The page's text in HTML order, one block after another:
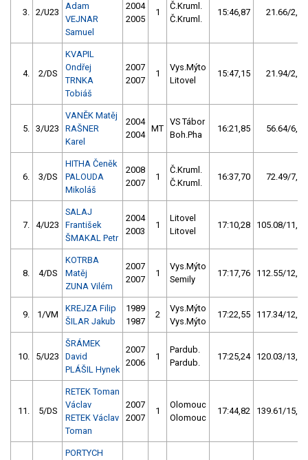
3. 2/U23
Adam
VEJNAR
Samuel
2004
2005
1
Č.Kruml.
Č.Kruml.
15:46,87 21.66/2,3
4. 2/DS
KVAPIL
Ondřej
TRNKA
Tobiáš
2007
2007
1
Vys.Mýto
Litovel
15:47,15 21.94/2,4
5. 3/U23
VANĚK Matěj
RAŠNER
Karel
2004
2004
MT
VS Tábor
Boh.Pha
16:21,85 56.64/6,1
6. 3/DS
HITHA Čeněk
PALOUDA
Mikoláš
2008
2007
1
Č.Kruml.
Č.Kruml.
16:37,70 72.49/7,8
7. 4/U23
SALAJ
František
ŠMAKAL Petr
2004
2003
1
Litovel
Litovel
17:10,28 105.08/11,4
8. 4/DS
KOTRBA
Matěj
ZUNA Vilém
2007
2007
1
Vys.Mýto
Semily
17:17,76 112.55/12,2
9. 1/VM
KREJZA Filip
ŠILAR Jakub
1989
1987
2
Vys.Mýto
Vys.Mýto
17:22,55 117.34/12,7
10. 5/U23
ŠRÁMEK
David
PLÁŠIL Hynek
2007
2006
1
Pardub.
Pardub.
17:25,24 120.03/13,0
11. 5/DS
RETEK Toman
Václav
RETEK Václav
Toman
2007
2007
1
Olomouc
Olomouc
17:44,82 139.61/15,1
PORTYCH